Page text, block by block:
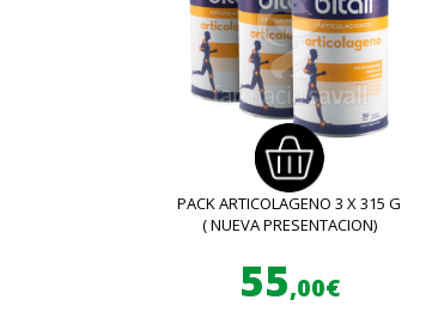
PACK ARTICOLAGENO 3 X 315 G
( NUEVA PRESENTACION)
55,00€